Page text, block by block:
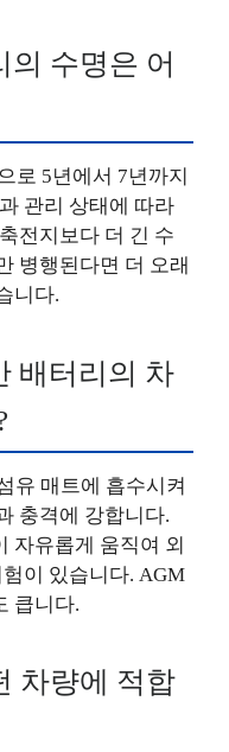
의 수명은 어
로 5년에서 7년까지
관리 상태에 따라
전지보다 더 긴 수
병행된다면 더 오래
니다.
배터리의 차
유 매트에 흡수시켜
충격에 강합니다.
자유롭게 움직여 외
이 있습니다. AGM
큽니다.
차량에 적합